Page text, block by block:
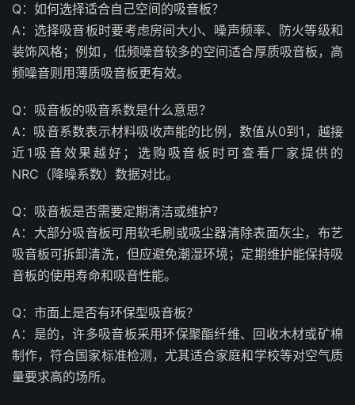
Q：如何选择适合自己空间的吸音板？
A：选择吸音板时要考虑房间大小、噪声频率、防火等级和
装饰风格；例如，低频噪音较多的空间适合厚质吸音板，高
频噪音则用薄质吸音板更有效。
Q：吸音板的吸音系数是什么意思？
A：吸音系数表示材料吸收声能的比例，数值从0到1，越接
近1吸音效果越好；选购吸音板时可查看厂家提供的
NRC（降噪系数）数据对比。
Q：吸音板是否需要定期清洁或维护？
A：大部分吸音板可用软毛刷或吸尘器清除表面灰尘，布艺
吸音板可拆卸清洗，但应避免潮湿环境；定期维护能保持吸
音板的使用寿命和吸音性能。
Q：市面上是否有环保型吸音板？
A：是的，许多吸音板采用环保聚酯纤维、回收木材或矿棉
制作，符合国家标准检测，尤其适合家庭和学校等对空气质
量要求高的场所。